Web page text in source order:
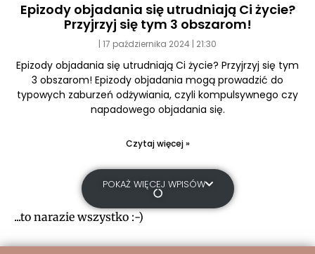
Epizody objadania się utrudniają Ci życie?
Przyjrzyj się tym 3 obszarom!
17 października 2024 21:30
Epizody objadania się utrudniają Ci życie? Przyjrzyj się tym
3 obszarom! Epizody objadania mogą prowadzić do
typowych zaburzeń odżywiania, czyli kompulsywnego czy
napadowego objadania się.
Czytaj więcej »
POKAŻ WIĘCEJ WPISÓW
...to narazie wszystko :-)